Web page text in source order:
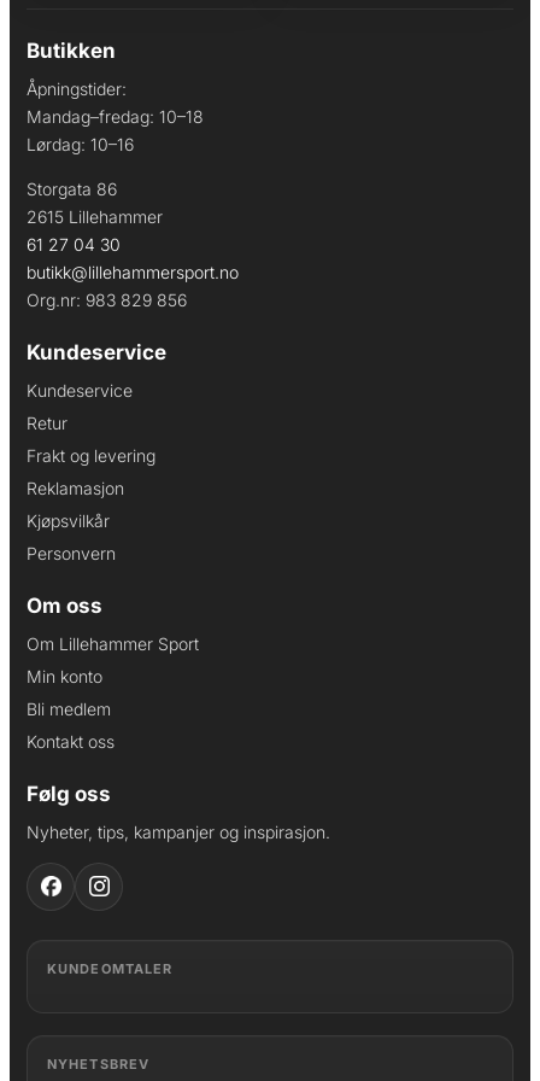
Butikken
Åpningstider:
Mandag–fredag: 10–18
Lørdag: 10–16
Storgata 86
2615 Lillehammer
61 27 04 30
butikk@lillehammersport.no
Org.nr: 983 829 856
Kundeservice
Kundeservice
Retur
Frakt og levering
Reklamasjon
Kjøpsvilkår
Personvern
Om oss
Om Lillehammer Sport
Min konto
Bli medlem
Kontakt oss
Følg oss
Nyheter, tips, kampanjer og inspirasjon.
KUNDEOMTALER
NYHETSBREV